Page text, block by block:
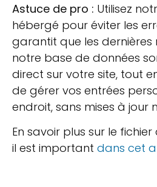
Astuce de pro : Utilisez
hébergé pour éviter les
garantit que les dernières
notre base de données
direct sur votre site, tout
de gérer vos entrées
endroit, sans mises à jour
En savoir plus sur le
il est important dans cet